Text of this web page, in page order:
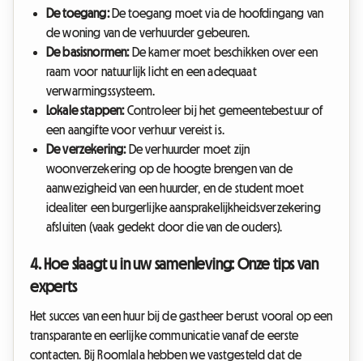
De toegang:De toegang moet via de hoofdingang van
de woning van de verhuurder gebeuren.
De basisnormen:De kamer moet beschikken over een
raam voor natuurlijk licht en een adequaat
verwarmingssysteem.
Lokale stappen:Controleer bij het gemeentebestuur of
een aangifte voor verhuur vereist is.
De verzekering:De verhuurder moet zijn
woonverzekering op de hoogte brengen van de
aanwezigheid van een huurder, en de student moet
idealiter een burgerlijke aansprakelijkheidsverzekering
afsluiten (vaak gedekt door die van de ouders).
4. Hoe slaagt u in uw samenleving: Onze tips van
experts
Het succes van een huur bij de gastheer berust vooral op een
transparante en eerlijke communicatie vanaf de eerste
contacten. Bij Roomlala hebben we vastgesteld dat de